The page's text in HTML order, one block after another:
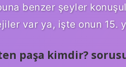
benzer şeyler
var ya, işte onun 15.
paşa kimdir?